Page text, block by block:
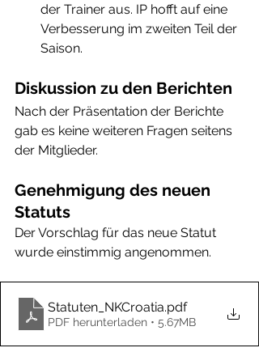
der Trainer aus. IP hofft auf eine
Verbesserung im zweiten Teil der
Saison.
Diskussion zu den Berichten
Nach der Präsentation der Berichte
gab es keine weiteren Fragen seitens
der Mitglieder.
Genehmigung des neuen
Statuts
Der Vorschlag für das neue Statut
wurde einstimmig angenommen.
Statuten_NKCroatia.pdf
PDF herunterladen • 5.67MB